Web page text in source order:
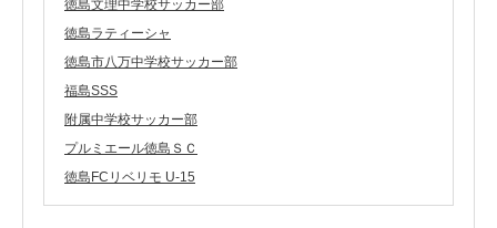
徳島文理中学校サッカー部
徳島ラティーシャ
徳島市八万中学校サッカー部
福島SSS
附属中学校サッカー部
プルミエール徳島ＳＣ
徳島FCリベリモ U-15